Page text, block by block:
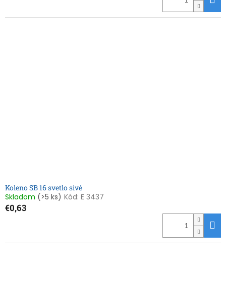
Koleno SB 16 svetlo sivé
Skladom (>5 ks) Kód: E 3437
€0,63